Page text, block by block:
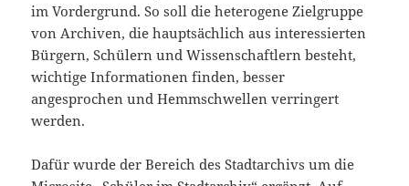
im Vordergrund. So soll die heterogene Zielgruppe
von Archiven, die hauptsächlich aus interessierten
Bürgern, Schülern und Wissenschaftlern besteht,
wichtige Informationen finden, besser
angesprochen und Hemmschwellen verringert
werden.
Dafür wurde der Bereich des Stadtarchivs um die